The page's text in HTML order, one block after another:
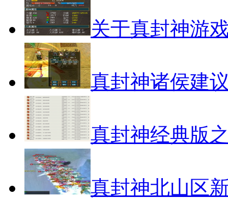
关于真封神游
真封神诸侯建
真封神经典版
真封神北山区